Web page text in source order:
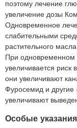
поэтому лечение
увеличение дозы
Одновременное
слабительными
растительного
При одновременном
увеличивается риск
они увеличивают
Фуросемид и другие
увеличивают
Особые указания